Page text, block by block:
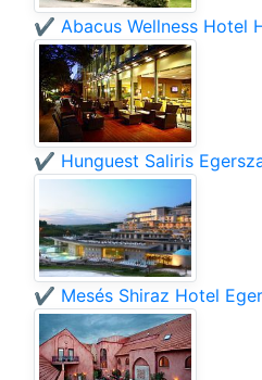
✔️ Abacus Wellness Hotel
✔️ Hunguest Saliris
✔️ Mesés Shiraz Hotel